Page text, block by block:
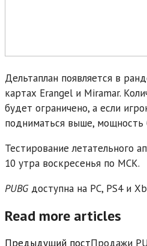
Дельтаплан появляется в
картах Erangel и Miramar.
будет ограничено, а если
подниматься выше, мощность
Тестирование летательного
10 утра воскресенья по МСК.
PUBGдоступна на PC, PS4 и
Read more articles
Предыдущий постПродажи